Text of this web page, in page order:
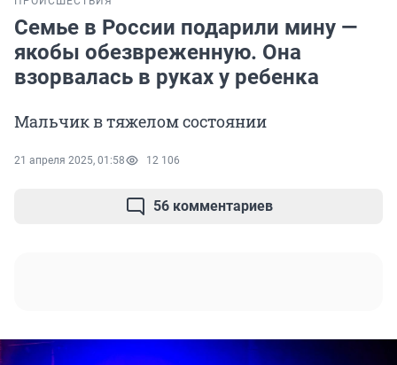
Семье в России подарили мину —
якобы обезвреженную. Она
взорвалась в руках у ребенка
Мальчик в тяжелом состоянии
21 апреля 2025, 01:58 12 106
56 комментариев